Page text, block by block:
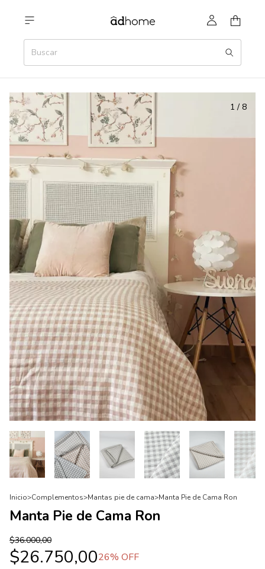
1 / 8
Inicio>Complementos>Mantas pie de cama>Manta Pie de Cama Ron
Manta Pie de Cama Ron
$36.000,00
$26.750,0026% OFF